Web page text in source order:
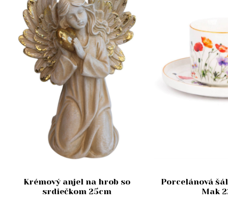
Krémový anjel na hrob so
srdiečkom 25cm
Porcelánová
Mak